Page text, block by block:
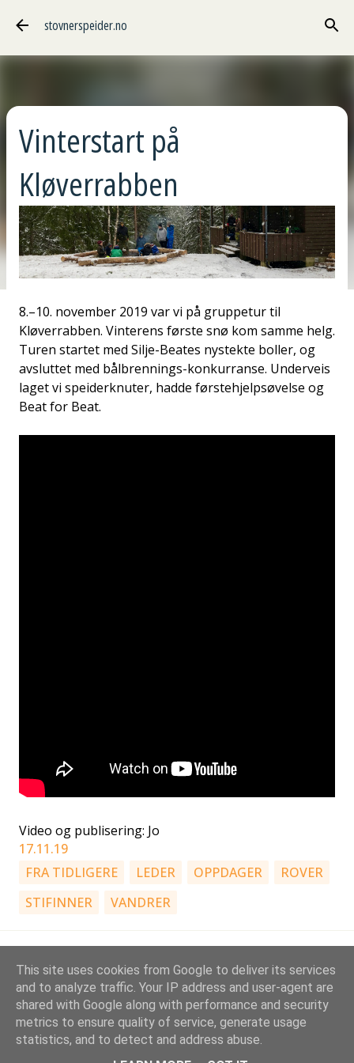
Gå til hovedinnhold
stovnerspeider.no
Vinterstart på
Kløverrabben
8.–10. november 2019 var vi på gruppetur til
Kløverrabben. Vinterens første snø kom samme helg.
Turen startet med Silje-Beates nystekte boller, og
avsluttet med bålbrennings-konkurranse. Underveis
laget vi speiderknuter, hadde førstehjelpsøvelse og
Beat for Beat.
Video og publisering: Jo
17.11.19
FRA TIDLIGERE
LEDER OPPDAGER
ROVER
STIFINNER
VANDRER
Drevet av Blogger
Stovner KM-speidere | Gruppeleder: Jo Rimstad, jwr[a]stovnerspeider.no
This site uses cookies from Google to deliver its services
and to analyze traffic. Your IP address and user-agent are
shared with Google along with performance and security
metrics to ensure quality of service, generate usage
statistics, and to detect and address abuse.